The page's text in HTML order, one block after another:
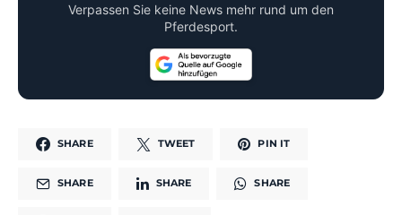
Verpassen Sie keine News mehr rund um den
Pferdesport.
SHARE TWEET PIN IT
SHARE SHARE SHARE